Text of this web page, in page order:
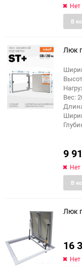
Нет
В
еще 2 фото
Люк
Вес:
9
Нет
В
еще 1 фото
Люк
16
Нет